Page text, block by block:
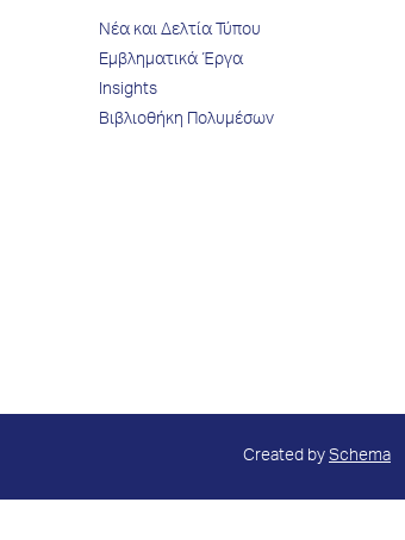
Νέα και Δελτία Τύπου
Εμβληματικά Έργα
Insights
Βιβλιοθήκη Πολυμέσων
Created by Schema